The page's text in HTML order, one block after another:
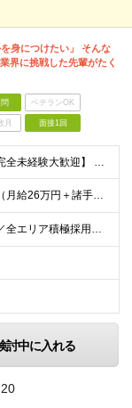
を身につけたい」 そんな
界に挑戦した先輩がたく
ベテランOK
月 面接1回
【最短で面接当日に内定！完全未経験大歓迎】 ・業種／職種未経験歓迎 ・社会人デビュー、第二新卒、既卒者大歓迎 ・学歴不問（文系、理系不問） ・20代～30代、男女問わず活躍中 ・服装、髪色自由 ・明確
【首都圏】月収例29.5万円（月給26万円＋諸手当） 【東海・関西】月収例28.5万円（月給25万円＋諸手当） 【九州】月収例26万円（月給23万円＋諸手当） ※経験・スキル・前職給与を踏まえ、総合
【転勤なし／リモートあり／全エリア積極採用中】 ・大手企業のプロジェクトが中心 ・勤務エリアは希望を考慮し決定 ・研修はリモートメインで実施します ・U&Iターンの方も大歓迎◎ ＜主なエリア＞ ■首
討中に入れる